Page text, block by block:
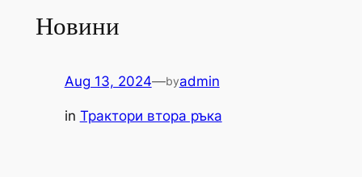
Новини
Aug 13, 2024—byadmin
in Трактори втора ръка